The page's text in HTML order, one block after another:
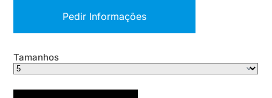
Pedir Informações
Tamanhos